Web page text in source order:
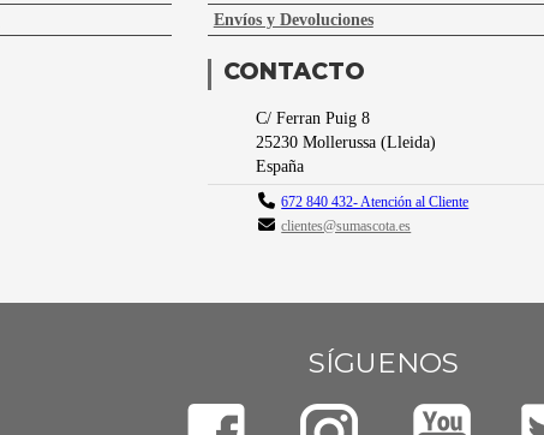
Envíos y Devoluciones
CONTACTO
C/ Ferran Puig 8
25230 Mollerussa(Lleida)
España
672 840 432- Atención al Cliente
clientes@sumascota.es
SÍGUENOS